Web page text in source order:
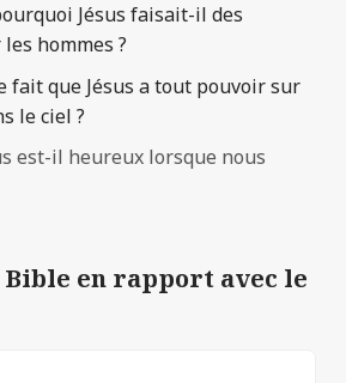
Jésus faisait-il des
hommes ?
fait que Jésus a tout pouvoir sur
le ciel ?
est-il heureux lorsque nous
Bible en rapport avec le